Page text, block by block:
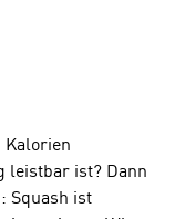
Kalorien
leistbar ist? Dann
Squash ist